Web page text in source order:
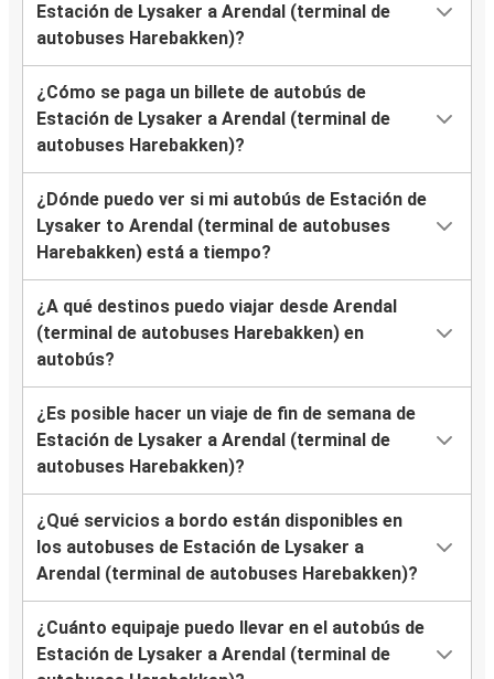
Estación de Lysaker a Arendal (terminal de
autobuses Harebakken)?
¿Cómo se paga un billete de autobús de
Estación de Lysaker a Arendal (terminal de
autobuses Harebakken)?
¿Dónde puedo ver si mi autobús de Estación de
Lysaker to Arendal (terminal de autobuses
Harebakken) está a tiempo?
¿A qué destinos puedo viajar desde Arendal
(terminal de autobuses Harebakken) en
autobús?
¿Es posible hacer un viaje de fin de semana de
Estación de Lysaker a Arendal (terminal de
autobuses Harebakken)?
¿Qué servicios a bordo están disponibles en
los autobuses de Estación de Lysaker a
Arendal (terminal de autobuses Harebakken)?
¿Cuánto equipaje puedo llevar en el autobús de
Estación de Lysaker a Arendal (terminal de